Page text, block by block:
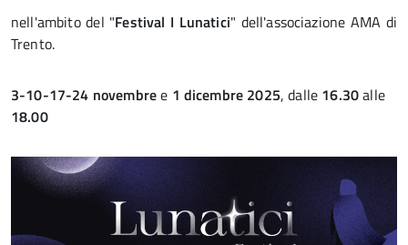
nell'ambito del "Festival I Lunatici" dell'associazione AMA di
Trento.
3-10-17-24 novembree 1 dicembre 2025, dalle 16.30alle
18.00